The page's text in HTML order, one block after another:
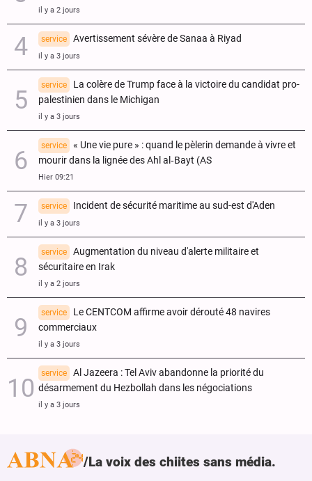
il y a 2 jours
service Avertissement sévère de Sanaa à Riyad
il y a 3 jours
service
La colère de Trump face à la victoire du candidat pro-
palestinien dans le Michigan
il y a 3 jours
service
« Une vie pure » : quand le pèlerin demande à vivre et
mourir dans la lignée des Ahl al‑Bayt (AS
Hier 09:21
service Incident de sécurité maritime au sud-est d'Aden
il y a 3 jours
service
Augmentation du niveau d'alerte militaire et
sécuritaire en Irak
il y a 2 jours
service
Le CENTCOM affirme avoir dérouté 48 navires
commerciaux
il y a 3 jours
service
Al Jazeera : Tel Aviv abandonne la priorité du
désarmement du Hezbollah dans les négociations
il y a 3 jours
La voix des chiites sans média.